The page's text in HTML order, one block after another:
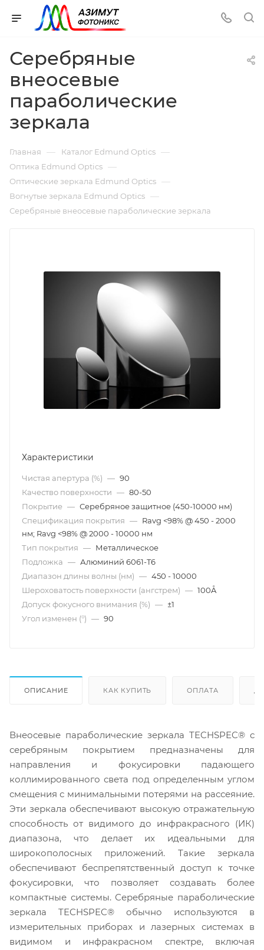
Серебряные
внеосевые
параболические
зеркала
Главная — Каталог Edmund Optics —
Оптика Edmund Optics —
Оптические зеркала Edmund Optics —
Вогнутые зеркала Edmund Optics —
Серебряные внеосевые параболические зеркала
Характеристики
Чистая апертура (%) — 90
Качество поверхности — 80-50
Покрытие — Серебряное защитное (450-10000 нм)
Спецификация покрытия — Ravg <98% @ 450 - 2000
нм; Ravg <98% @ 2000 - 10000 нм
Тип покрытия — Металлическое
Подложка — Алюминий 6061-T6
Диапазон длины волны (нм) — 450 - 10000
Шероховатость поверхности (ангстрем) — 100Å
Допуск фокусного внимания (%) — ±1
Угол изменен (°) — 90
ОПИСАНИЕ КАК КУПИТЬ ОПЛАТА
Внеосевые параболические зеркала TECHSPEC® с
серебряным покрытием предназначены для
направления и фокусировки падающего
коллимированного света под определенным углом
смещения с минимальными потерями на рассеяние.
Эти зеркала обеспечивают высокую отражательную
способность от видимого до инфракрасного (ИК)
диапазона, что делает их идеальными для
широкополосных приложений. Такие зеркала
обеспечивают беспрепятственный доступ к точке
фокусировки, что позволяет создавать более
компактные системы. Серебряные параболические
зеркала TECHSPEC® обычно используются в
измерительных приборах и лазерных системах в
видимом и инфракрасном спектре, включая